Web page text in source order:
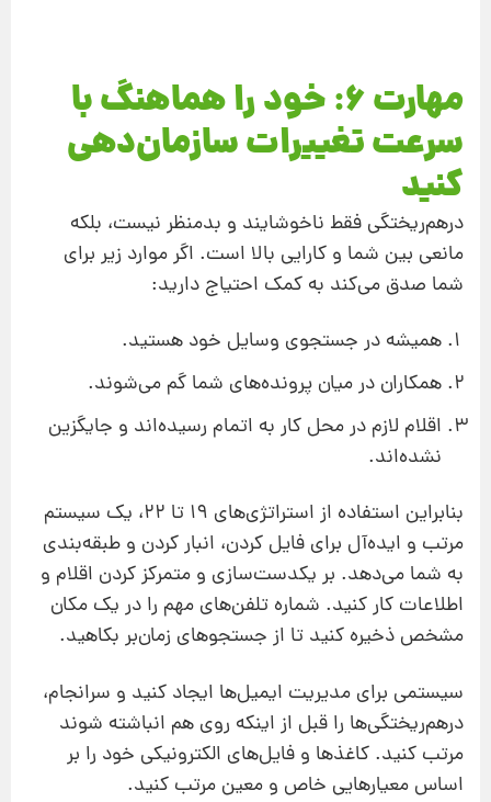
مهارت 6: خود را هماهنگ با
سرعت تغییرات سازمان‌دهی
کنید
درهم‌ریختگی فقط ناخوشایند و بدمنظر نیست، بلکه
مانعی بین شما و کارایی بالا است. اگر موارد زیر برای
شما صدق می‌کند به کمک احتیاج دارید:
همیشه در جستجوی وسایل خود هستید.
همکاران در میان پرونده‌های شما گم می‌شوند.
اقلام لازم در محل کار به اتمام رسیده‌اند و جایگزین
نشده‌اند.
بنابراین استفاده از استراتژی‌های 19 تا 22، یک سیستم
مرتب و ایده‌آل برای فایل کردن، انبار کردن و طبقه‌بندی
به شما می‌دهد. بر یکدست‌سازی و متمرکز کردن اقلام و
اطلاعات کار کنید. شماره تلفن‌های مهم را در یک مکان
مشخص ذخیره کنید تا از جستجوهای زمان‌بر بکاهید.
سیستمی برای مدیریت ایمیل‌ها ایجاد کنید و سرانجام،
درهم‌ریختگی‌ها را قبل از اینکه روی ‌هم انباشته شوند
مرتب کنید. کاغذها و فایل‌های الکترونیکی خود را بر
اساس معیارهایی خاص و معین مرتب کنید.